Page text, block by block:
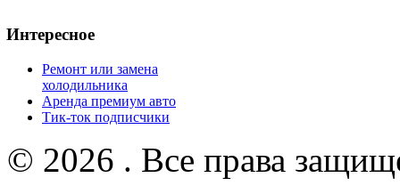
Интересное
Ремонт или замена
холодильника
Аренда премиум авто
Тик-ток подписчики
© 2026 . Все права